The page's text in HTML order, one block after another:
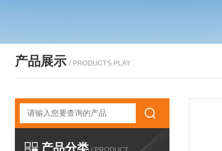
产品展示 / PRODUCTS PLAY
产品分类